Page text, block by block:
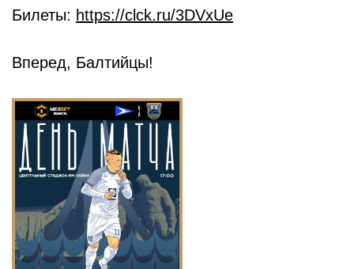
Билеты: https://clck.ru/3DVxUe
Вперед, Балтийцы!